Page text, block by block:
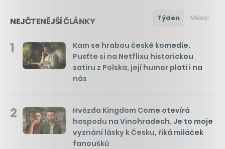
NEJČTENĚJŠÍ ČLÁNKY Týden Měsíc
1
Kam se hrabou české komedie.
Pusťte si na Netflixu historickou
satiru z Polska, její humor platí i na
nás
2
Hvězda Kingdom Come otevírá
hospodu na Vinohradech. Je to moje
vyznání lásky k Česku, říká miláček
fanoušků